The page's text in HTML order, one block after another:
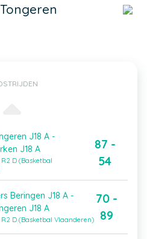
J18 A -
J18 A
R2 D (Basketbal
87 -
54
Beringen J18 A -
J18 A
R2 D (Basketbal Vlaanderen)
70 -
89